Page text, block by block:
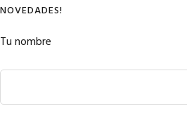
NOVEDADES!
Tu nombre